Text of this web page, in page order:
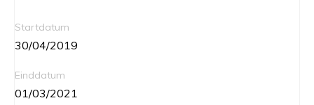
Startdatum
30/04/2019
Einddatum
01/03/2021